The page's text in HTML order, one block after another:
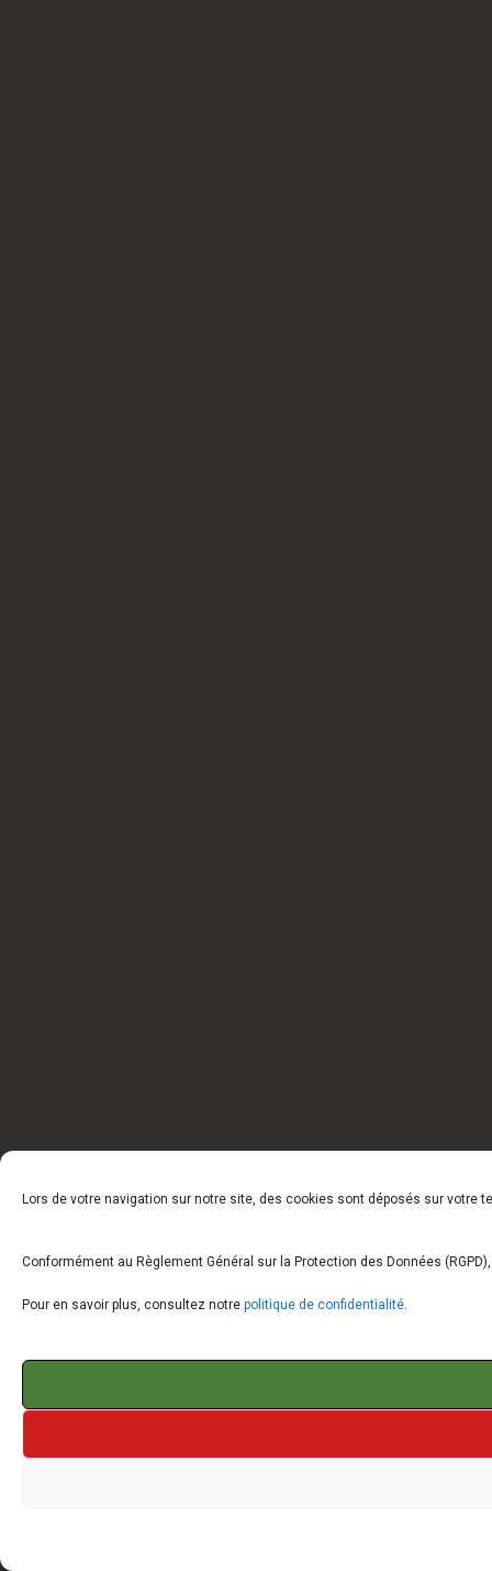
Lors de votre navigation sur notre site, des cookies sont déposés sur votre
Conformément au Règlement Général sur la Protection des Données
Pour en savoir plus, consultez notre politique de confidentialité.